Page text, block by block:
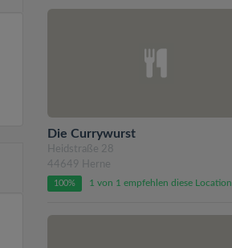
Die Currywurst
Heidstraße 28
44649 Herne
100% 1 von 1 empfehlen diese Location